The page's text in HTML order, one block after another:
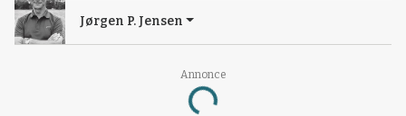
Annonce
Loading...
Jørgen P. Jensen